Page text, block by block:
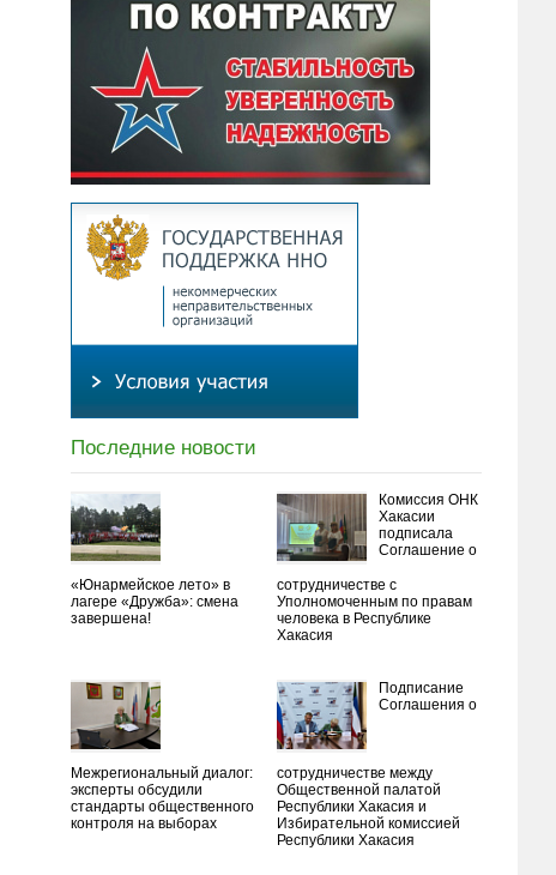
Последние новости
«Юнармейское лето» в
лагере «Дружба»: смена
завершена!
Комиссия ОНК
Хакасии
подписала
Соглашение о
сотрудничестве с
Уполномоченным по правам
человека в Республике
Хакасия
Межрегиональный диалог:
эксперты обсудили
стандарты общественного
контроля на выборах
Подписание
Соглашения о
сотрудничестве между
Общественной палатой
Республики Хакасия и
Избирательной комиссией
Республики Хакасия